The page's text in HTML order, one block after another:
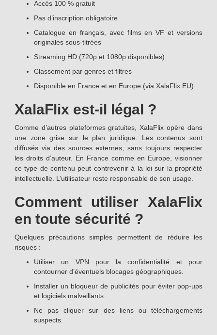
Accès 100 % gratuit
Pas d’inscription obligatoire
Catalogue en français, avec films en VF et versions
originales sous-titrées
Streaming HD (720p et 1080p disponibles)
Classement par genres et filtres
Disponible en France et en Europe (via XalaFlix EU)
XalaFlix est-il légal ?
Comme d’autres plateformes gratuites, XalaFlix opère dans
une zone grise sur le plan juridique. Les contenus sont
diffusés via des sources externes, sans toujours respecter
les droits d’auteur. En France comme en Europe, visionner
ce type de contenu peut contrevenir à la loi sur la propriété
intellectuelle. L’utilisateur reste responsable de son usage.
Comment utiliser XalaFlix
en toute sécurité ?
Quelques précautions simples permettent de réduire les
risques :
Utiliser un VPN pour la confidentialité et pour
contourner d’éventuels blocages géographiques.
Installer un bloqueur de publicités pour éviter pop-ups
et logiciels malveillants.
Ne pas cliquer sur des liens ou téléchargements
suspects.